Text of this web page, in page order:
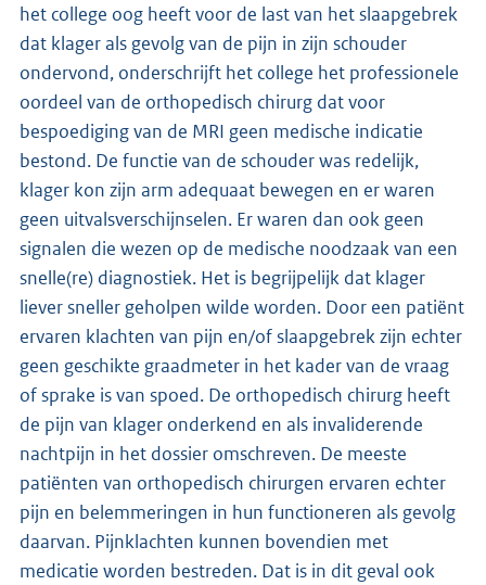
het college oog heeft voor de last van het slaapgebrek
dat klager als gevolg van de pijn in zijn schouder
ondervond, onderschrijft het college het professionele
oordeel van de orthopedisch chirurg dat voor
bespoediging van de MRI geen medische indicatie
bestond. De functie van de schouder was redelijk,
klager kon zijn arm adequaat bewegen en er waren
geen uitvalsverschijnselen. Er waren dan ook geen
signalen die wezen op de medische noodzaak van een
snelle(re) diagnostiek. Het is begrijpelijk dat klager
liever sneller geholpen wilde worden. Door een patiënt
ervaren klachten van pijn en/of slaapgebrek zijn echter
geen geschikte graadmeter in het kader van de vraag
of sprake is van spoed. De orthopedisch chirurg heeft
de pijn van klager onderkend en als invaliderende
nachtpijn in het dossier omschreven. De meeste
patiënten van orthopedisch chirurgen ervaren echter
pijn en belemmeringen in hun functioneren als gevolg
daarvan. Pijnklachten kunnen bovendien met
medicatie worden bestreden. Dat is in dit geval ook